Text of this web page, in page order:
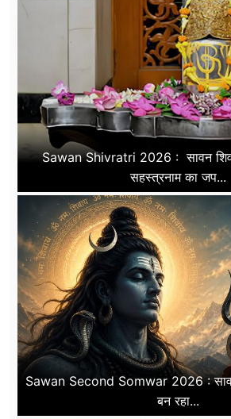
Sawan Shivratri 2026 : सावन
सहस्त्रनाम का जप...
Sawan Second Somwar 2026 :
बन रहा...